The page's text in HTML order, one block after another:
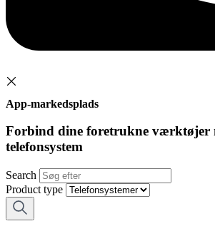
App-markedsplads
Forbind dine foretrukne værktøjer
telefonsystem
Search
Product type